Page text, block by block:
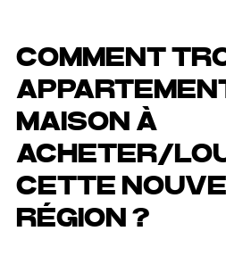
COMMENT
MAISON À
ACHETER/
CETTE
RÉGION ?